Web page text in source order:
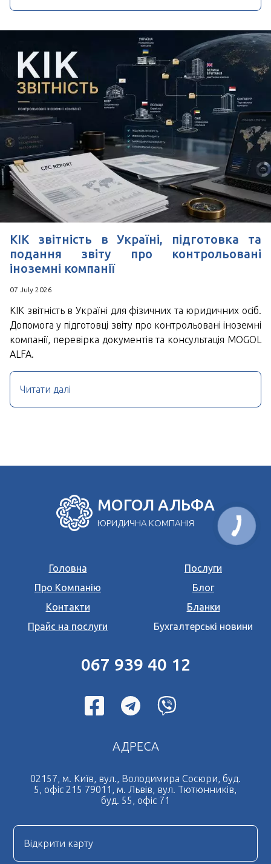
КІК звітність в Україні, підготовка та
подання звіту про контрольовані
іноземні компанії
07 July 2026
КІК звітність в Україні для фізичних та юридичних осіб.
Допомога у підготовці звіту про контрольовані іноземні
компанії, перевірка документів та консультація MOGOL
ALFA.
Читати далі
МОГОЛ АЛЬФА
ЮРИДИЧНА КОМПАНІЯ
Головна
Послуги
Про Компанію
Блог
Контакти
Бланки
Прайс на послуги
Бухгалтерські новини
067 939 40 12
АДРЕСА
02157, м. Київ, вул., Володимира Сосюри, буд.
5, офіс 215 79011, м. Львів, вул. Тютюнників,
буд. 55, офіс 71
Відкрити карту